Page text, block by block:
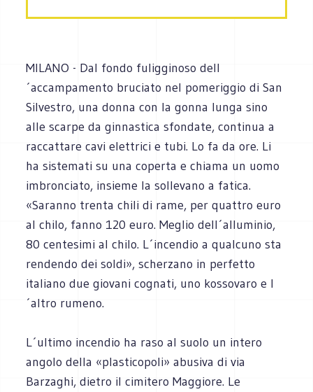
MILANO - Dal fondo fuligginoso dell
´accampamento bruciato nel pomeriggio di San
Silvestro, una donna con la gonna lunga sino
alle scarpe da ginnastica sfondate, continua a
raccattare cavi elettrici e tubi. Lo fa da ore. Li
ha sistemati su una coperta e chiama un uomo
imbronciato, insieme la sollevano a fatica.
«Saranno trenta chili di rame, per quattro euro
al chilo, fanno 120 euro. Meglio dell´alluminio,
80 centesimi al chilo. L´incendio a qualcuno sta
rendendo dei soldi», scherzano in perfetto
italiano due giovani cognati, uno kossovaro e l
´altro rumeno.
L´ultimo incendio ha raso al suolo un intero
angolo della «plasticopoli» abusiva di via
Barzaghi, dietro il cimitero Maggiore. Le